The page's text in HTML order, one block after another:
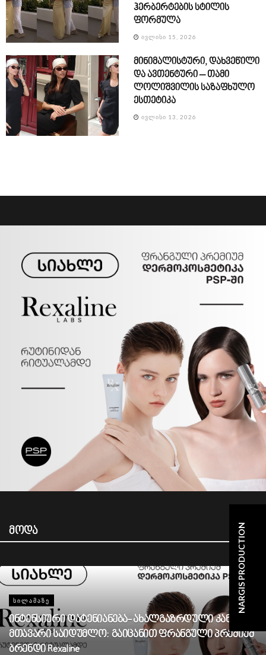
ჰერბერტების სტილის
ფორმულა
ᲘᲕᲚᲘᲡᲘ 15, 2026
მინიმალისტური, დახვეწილი
და ავთენტური – თამი
ლოლიშვილის საზაფხულო
ესთეტიკა
ᲘᲕᲚᲘᲡᲘ 13, 2026
მოდა
ᲡᲘᲚᲐᲛᲐᲖᲔ
ინტენსიური დატენიანება- ახალგაზრდული კანის
მთავარი საიდუმლო: გაიცანით ფრანგული პრემიუმ
ბრენდი Rexaline
NARGIS PRODUCTION